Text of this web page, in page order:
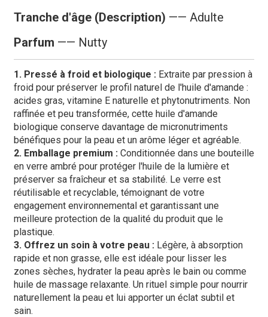
Tranche d'âge (Description) —— Adulte
Parfum —— Nutty
1. Pressé à froid et biologique : Extraite par pression à
froid pour préserver le profil naturel de l'huile d'amande :
acides gras, vitamine E naturelle et phytonutriments. Non
raffinée et peu transformée, cette huile d'amande
biologique conserve davantage de micronutriments
bénéfiques pour la peau et un arôme léger et agréable.
2. Emballage premium : Conditionnée dans une bouteille
en verre ambré pour protéger l'huile de la lumière et
préserver sa fraîcheur et sa stabilité. Le verre est
réutilisable et recyclable, témoignant de votre
engagement environnemental et garantissant une
meilleure protection de la qualité du produit que le
plastique.
3. Offrez un soin à votre peau : Légère, à absorption
rapide et non grasse, elle est idéale pour lisser les
zones sèches, hydrater la peau après le bain ou comme
huile de massage relaxante. Un rituel simple pour nourrir
naturellement la peau et lui apporter un éclat subtil et
sain.